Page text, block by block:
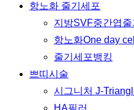
항노화 줄기세포
지방SVF중간엽줄
항노화One day
줄기세포뱅킹
쁘띠시술
시그니처 J-
HA필러